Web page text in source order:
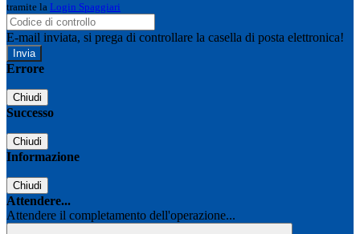
tramite la Login Spaggiari
E-mail inviata, si prega di controllare la casella di posta elettronica!
Errore
Chiudi
Successo
Chiudi
Informazione
Chiudi
Attendere...
Attendere il completamento dell'operazione...